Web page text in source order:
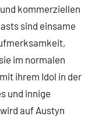
kommerziellen
sind einsame
im normalen
ihrem Idol in der
und innige
auf Austyn